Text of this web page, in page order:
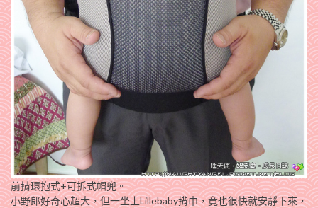
前揹環抱式+可拆式帽兜。
小野郎好奇心超大，但一坐上Lillebaby揹巾，竟也很快就安靜下來，